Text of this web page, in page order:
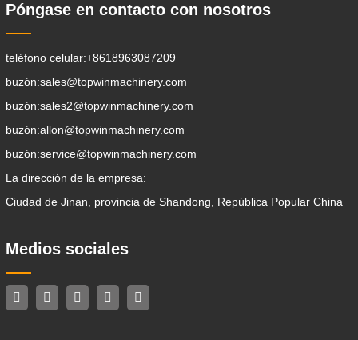
Póngase en contacto con nosotros
teléfono celular:+8618963087209
buzón:sales@topwinmachinery.com
buzón:sales2@topwinmachinery.com
buzón:allon@topwinmachinery.com
buzón:service@topwinmachinery.com
La dirección de la empresa:
Ciudad de Jinan, provincia de Shandong, República Popular China
Medios sociales